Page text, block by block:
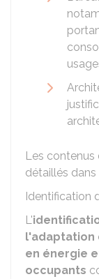
Les contenus
détaillés dans
Identification
L'
l'adaptation
en énergie
occupants